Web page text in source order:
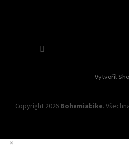
Vytvořil
Copyright 2026 Bohemiabike.
×